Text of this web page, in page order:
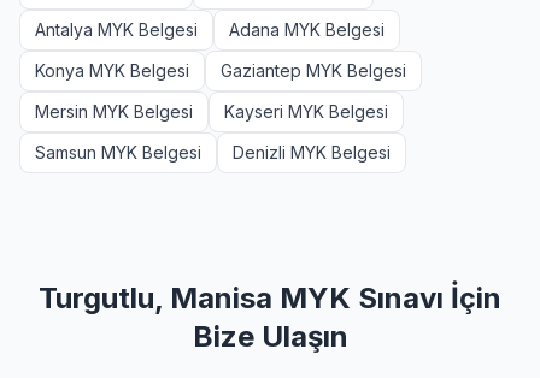
Antalya MYK Belgesi
Adana MYK Belgesi
Konya MYK Belgesi
Gaziantep MYK Belgesi
Mersin MYK Belgesi
Kayseri MYK Belgesi
Samsun MYK Belgesi
Denizli MYK Belgesi
Turgutlu, Manisa MYK Sınavı İçin
Bize Ulaşın